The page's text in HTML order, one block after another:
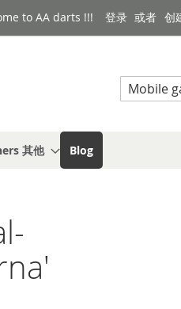
to AA darts !!! 登录 创
搜索
其他 Blog